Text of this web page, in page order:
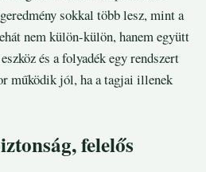
sokkal több lesz, mint a
nem külön-külön, hanem együtt
és a folyadék egy rendszert
működik jól, ha a tagjai illenek
felelős